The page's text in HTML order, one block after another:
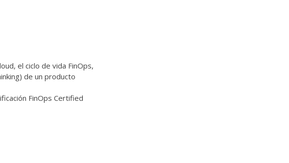
el ciclo de vida FinOps,
de un producto
FinOps Certified